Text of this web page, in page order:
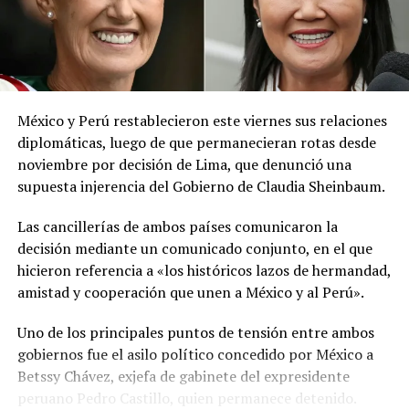
del Sahara, se esperan lluvias durante los próximos días,
por lo que pidió a la población mantenerse atenta a la
información oficial sobre las condiciones
meteorológicas.
Las autoridades reiteraron el llamado a consultar los
canales oficiales del MARN y adoptar las medidas de
prevención necesarias para reducir los efectos de este
fenómeno atmosférico, especialmente entre las
personas con mayor riesgo de complicaciones de salud.
Comparte esto:
Facebook X
Me gusta esto:
México y Perú restablecieron este viernes sus relaciones
diplomáticas, luego de que permanecieran rotas desde
noviembre por decisión de Lima, que denunció una
supuesta injerencia del Gobierno de Claudia Sheinbaum.
Las cancillerías de ambos países comunicaron la
decisión mediante un comunicado conjunto, en el que
hicieron referencia a «los históricos lazos de hermandad,
amistad y cooperación que unen a México y al Perú».
Uno de los principales puntos de tensión entre ambos
gobiernos fue el asilo político concedido por México a
Betssy Chávez, exjefa de gabinete del expresidente
peruano Pedro Castillo, quien permanece detenido.